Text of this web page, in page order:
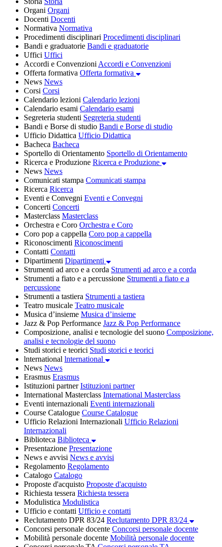
Organi Organi
Docenti Docenti
Normativa Normativa
Procedimenti disciplinari Procedimenti disciplinari
Bandi e graduatorie Bandi e graduatorie
Uffici Uffici
Accordi e Convenzioni Accordi e Convenzioni
Offerta formativa Offerta formativa
News News
Corsi Corsi
Calendario lezioni Calendario lezioni
Calendario esami Calendario esami
Segreteria studenti Segreteria studenti
Bandi e Borse di studio Bandi e Borse di studio
Ufficio Didattica Ufficio Didattica
Bacheca Bacheca
Sportello di Orientamento Sportello di Orientamento
Ricerca e Produzione Ricerca e Produzione
News News
Comunicati stampa Comunicati stampa
Ricerca Ricerca
Eventi e Convegni Eventi e Convegni
Concerti Concerti
Masterclass Masterclass
Orchestra e Coro Orchestra e Coro
Coro pop a cappella Coro pop a cappella
Riconoscimenti Riconoscimenti
Contatti Contatti
Dipartimenti Dipartimenti
Strumenti ad arco e a corda Strumenti ad arco e a corda
Strumenti a fiato e a percussione Strumenti a fiato e a
percussione
Strumenti a tastiera Strumenti a tastiera
Teatro musicale Teatro musicale
Musica d’insieme Musica d’insieme
Jazz & Pop Performance Jazz & Pop Performance
Composizione, analisi e tecnologie del suono Composizione,
analisi e tecnologie del suono
Studi storici e teorici Studi storici e teorici
lnternational lnternational
News News
Erasmus Erasmus
Istituzioni partner Istituzioni partner
International Masterclass International Masterclass
Eventi internazionali Eventi internazionali
Course Catalogue Course Catalogue
Ufficio Relazioni Internazionali Ufficio Relazioni
Internazionali
Biblioteca Biblioteca
Presentazione Presentazione
News e avvisi News e avvisi
Regolamento Regolamento
Catalogo Catalogo
Proposte d'acquisto Proposte d'acquisto
Richiesta tessera Richiesta tessera
Modulistica Modulistica
Ufficio e contatti Ufficio e contatti
Reclutamento DPR 83/24 Reclutamento DPR 83/24
Concorsi personale docente Concorsi personale docente
Mobilità personale docente Mobilità personale docente